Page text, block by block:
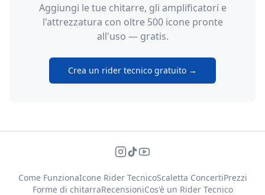
Aggiungi le tue chitarre, gli amplificatori e
l'attrezzatura con oltre 500 icone pronte
all'uso — gratis.
Crea un rider tecnico gratuito →
Come FunzionaIcone Rider TecnicoScaletta ConcertiPrezzi
Forme di chitarraRecensioniCos'è un Rider Tecnico